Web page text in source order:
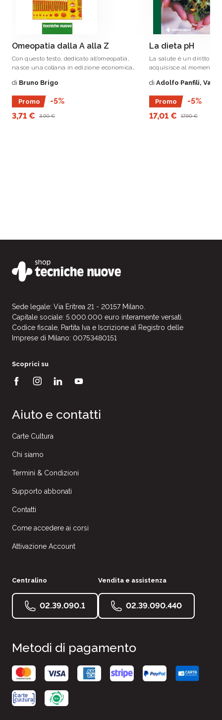
Omeopatia dalla A alla Z
Con questo testo, dedicato all’omeopatia,
nasce una collana in edizione economica
numerose forme della medicina.
di Bruno Brigo
Promo
-5%
3,71 €
3,90 €
La dieta pH
La salute è un diritto che
acquisisce al momento
essenziali di
volume gli autori sono
sintetizzare nella
di Adolfo Panfili,
Promo
-5%
17,01 €
17,90 €
Sede legale: Via Eritrea 21 - 20157 Milano.
Capitale sociale: 5.000.000 euro interamente versati.
Codice fiscale, Partita Iva e Iscrizione al Registro delle
Imprese di Milano: 00753480151
Scoprici su
Aiuto e contatti
Carte Cultura
Chi siamo
Termini & Condizioni
Supporto abbonati
Contatti
Come accedere ai corsi
Attivazione Account
Centralino
02.39.090.1
Vendita e assistenza
02.39.090.440
Metodi di pagamento